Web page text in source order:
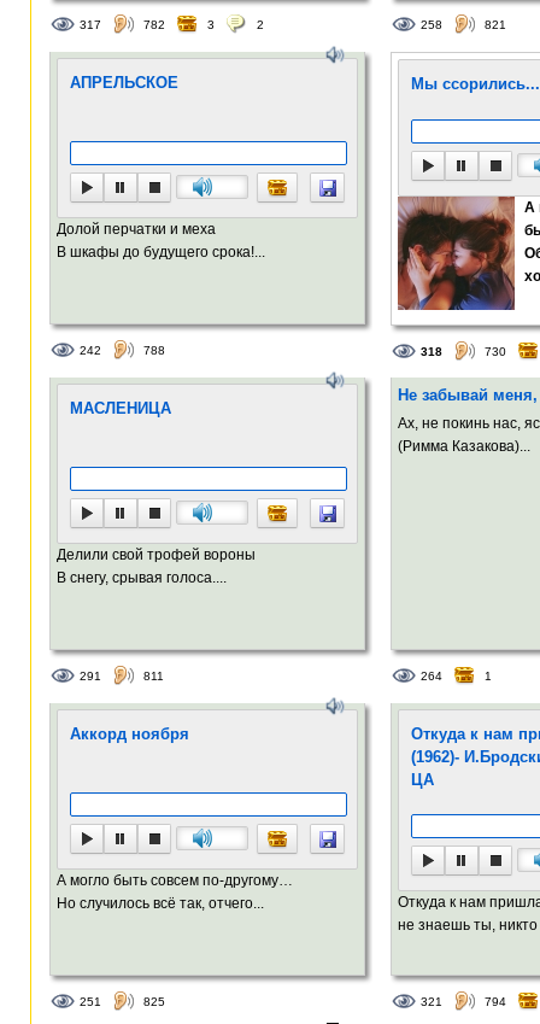
317 782 3 2 258 821
АПРЕЛЬСКОЕ
Долой перчатки и меха
В шкафы до будущего срока!...
242 788
Мы ссорились...
А
318 730
МАСЛЕНИЦА
Делили свой трофей вороны
В снегу, срывая голоса....
291 811
Не забывай
Ах, не покинь нас,
(Римма Казакова)...
264 1
Аккорд ноября
А могло быть совсем по-другому…
Но случилось всё так, отчего...
251 825
Откуда к нам
(1962)-
ЦА
Откуда к нам
не знаешь ты, никто
321 794